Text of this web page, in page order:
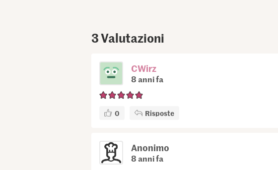
3Valutazioni
CWirz
8 anni fa
0 Risposte
Anonimo
8 anni fa